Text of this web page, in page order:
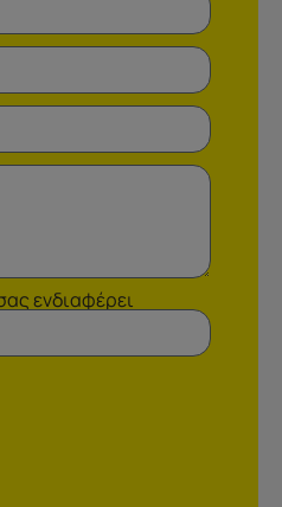
ενδιαφέρει